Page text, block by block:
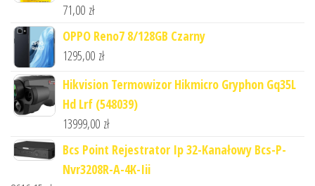
71,00 zł
OPPO Reno7 8/128GB Czarny
1295,00 zł
Hikvision Termowizor Hikmicro Gryphon Gq35L
Hd Lrf (548039)
13999,00 zł
Bcs Point Rejestrator Ip 32-Kanałowy Bcs-P-
Nvr3208R-A-4K-Iii